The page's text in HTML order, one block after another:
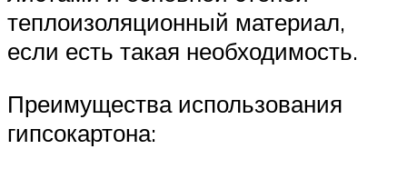
теплоизоляционный материал,
если есть такая необходимость.
Преимущества использования
гипсокартона: